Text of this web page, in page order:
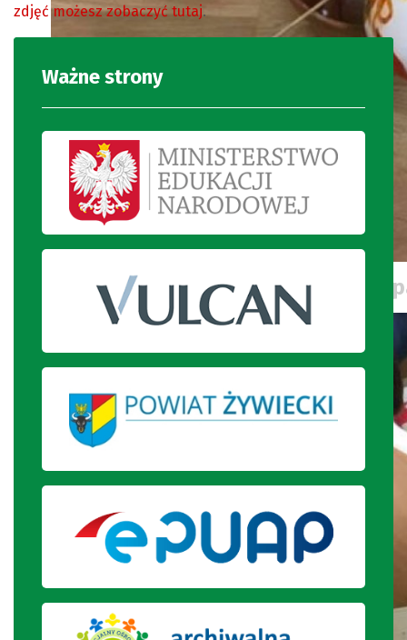
Pisanki wykonane metodą
zdjęć możesz zobaczyć tutaj.
Ważne strony